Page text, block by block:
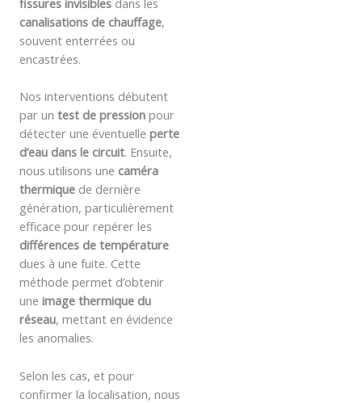
fissures invisibles dans les
canalisations de chauffage,
souvent enterrées ou
encastrées.
Nos interventions débutent
par un test de pression pour
détecter une éventuelle perte
d’eau dans le circuit. Ensuite,
nous utilisons une caméra
thermique de dernière
génération, particulièrement
efficace pour repérer les
différences de température
dues à une fuite. Cette
méthode permet d’obtenir
une image thermique du
réseau, mettant en évidence
les anomalies.
Selon les cas, et pour
confirmer la localisation, nous